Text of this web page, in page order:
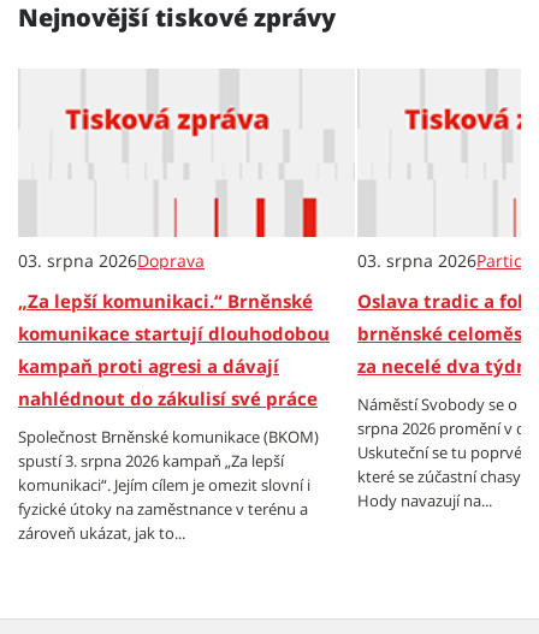
Nejnovější tiskové zprávy
03. srpna 2026Doprava
„Za lepší komunikaci.“ Brněnské
komunikace startují dlouhodobou
kampaň proti agresi a dávají
nahlédnout do zákulisí své práce
Společnost Brněnské komunikace (BKOM)
spustí 3. srpna 2026 kampaň „Za lepší
komunikaci“. Jejím cílem je omezit slovní i
fyzické útoky na zaměstnance v terénu a
zároveň ukázat, jak to...
03. srpna 2026
Oslava tradic a
brněnské
za necelé dva týdny
Náměstí Svobody se o
srpna 2026 promění v
Uskuteční se tu poprvé
které se zúčastní chasy
Hody navazují na...